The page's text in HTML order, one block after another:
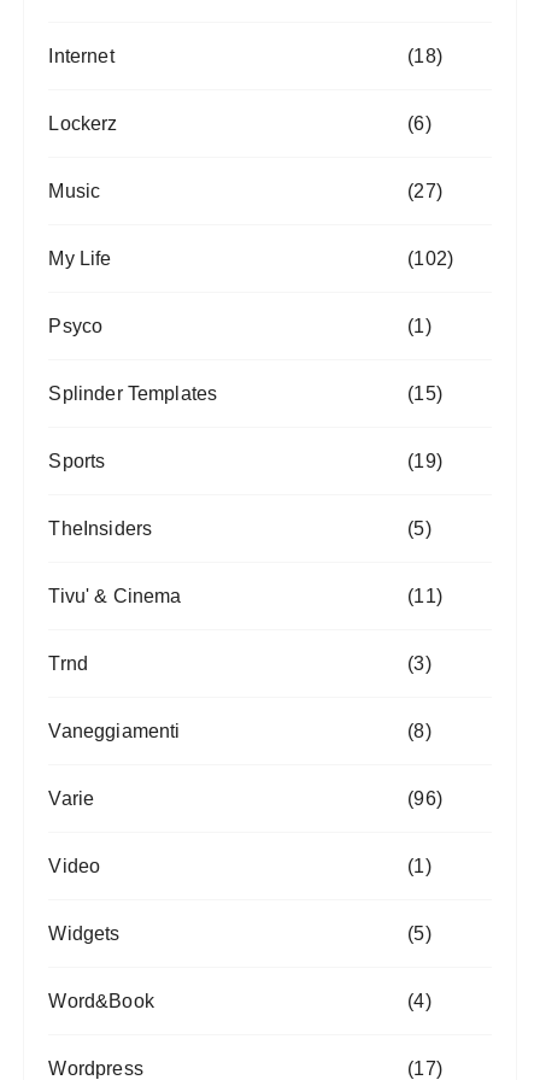
Internet (18)
Lockerz (6)
Music (27)
My Life (102)
Psyco (1)
Splinder Templates (15)
Sports (19)
TheInsiders (5)
Tivu' & Cinema (11)
Trnd (3)
Vaneggiamenti (8)
Varie (96)
Video (1)
Widgets (5)
Word&Book (4)
Wordpress (17)